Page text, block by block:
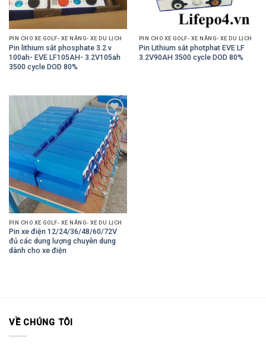
PIN CHO XE GOLF- XE NÂNG- XE DU LỊCH
Pin lithium sắt phosphate 3.2 v
100ah- EVE LF105AH- 3.2V105ah
3500 cycle DOD 80%
PIN CHO XE GOLF- XE NÂNG- XE DU LỊCH
Pin Lithium sắt photphat EVE LF
3.2V90AH 3500 cycle DOD 80%
Add to
Wishlist
PIN CHO XE GOLF- XE NÂNG- XE DU LỊCH
Pin xe điện 12/24/36/48/60/72V
đủ các dung lượng chuyên dung
dành cho xe điện
VỀ CHÚNG TÔI